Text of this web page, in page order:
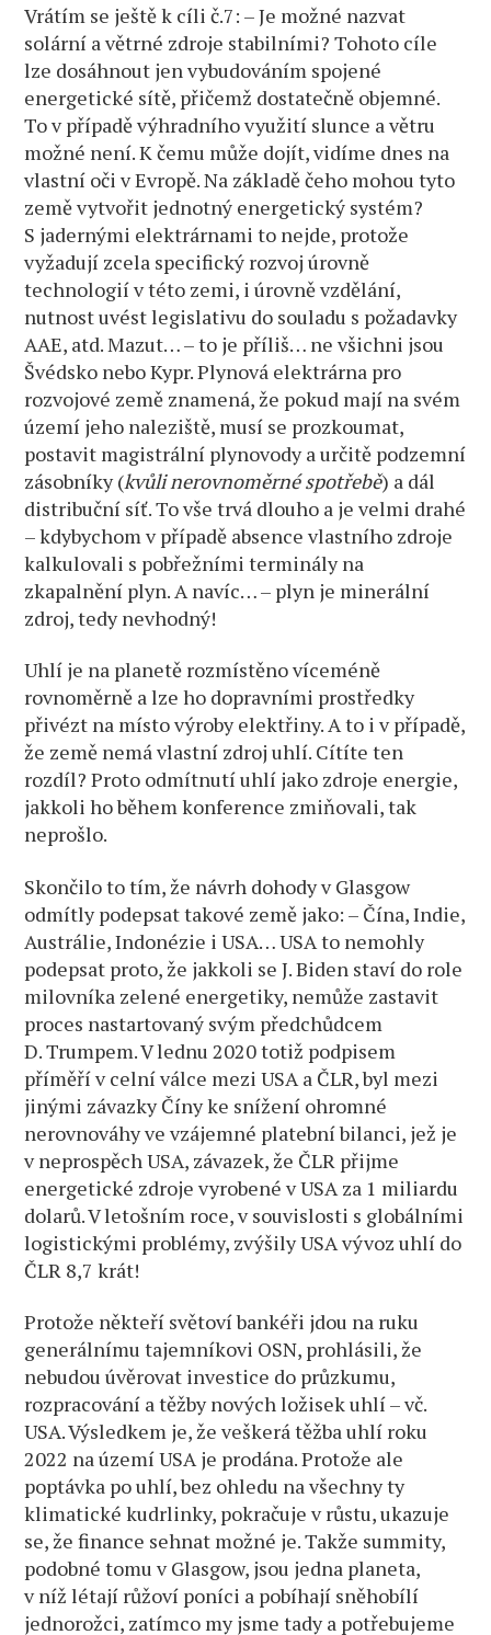
Vrátím se ještě k cíli č.7: – Je možné nazvat
solární a větrné zdroje stabilními? Tohoto cíle
lze dosáhnout jen vybudováním spojené
energetické sítě, přičemž dostatečně objemné.
To v případě výhradního využití slunce a větru
možné není. K čemu může dojít, vidíme dnes na
vlastní oči v Evropě. Na základě čeho mohou tyto
země vytvořit jednotný energetický systém?
S jadernými elektrárnami to nejde, protože
vyžadují zcela specifický rozvoj úrovně
technologií v této zemi, i úrovně vzdělání,
nutnost uvést legislativu do souladu s požadavky
AAE, atd. Mazut… – to je příliš… ne všichni jsou
Švédsko nebo Kypr. Plynová elektrárna pro
rozvojové země znamená, že pokud mají na svém
území jeho naleziště, musí se prozkoumat,
postavit magistrální plynovody a určitě podzemní
zásobníky (kvůli nerovnoměrné spotřebě) a dál
distribuční síť. To vše trvá dlouho a je velmi drahé
– kdybychom v případě absence vlastního zdroje
kalkulovali s pobřežními terminály na
zkapalnění plyn. A navíc… – plyn je minerální
zdroj, tedy nevhodný!
Uhlí je na planetě rozmístěno víceméně
rovnoměrně a lze ho dopravními prostředky
přivézt na místo výroby elektřiny. A to i v případě,
že země nemá vlastní zdroj uhlí. Cítíte ten
rozdíl? Proto odmítnutí uhlí jako zdroje energie,
jakkoli ho během konference zmiňovali, tak
neprošlo.
Skončilo to tím, že návrh dohody v Glasgow
odmítly podepsat takové země jako: – Čína, Indie,
Austrálie, Indonézie i USA… USA to nemohly
podepsat proto, že jakkoli se J. Biden staví do role
milovníka zelené energetiky, nemůže zastavit
proces nastartovaný svým předchůdcem
D. Trumpem. V lednu 2020 totiž podpisem
příměří v celní válce mezi USA a ČLR, byl mezi
jinými závazky Číny ke snížení ohromné
nerovnováhy ve vzájemné platební bilanci, jež je
v neprospěch USA, závazek, že ČLR přijme
energetické zdroje vyrobené v USA za 1 miliardu
dolarů. V letošním roce, v souvislosti s globálními
logistickými problémy, zvýšily USA vývoz uhlí do
ČLR 8,7 krát!
Protože někteří světoví bankéři jdou na ruku
generálnímu tajemníkovi OSN, prohlásili, že
nebudou úvěrovat investice do průzkumu,
rozpracování a těžby nových ložisek uhlí – vč.
USA. Výsledkem je, že veškerá těžba uhlí roku
2022 na území USA je prodána. Protože ale
poptávka po uhlí, bez ohledu na všechny ty
klimatické kudrlinky, pokračuje v růstu, ukazuje
se, že finance sehnat možné je. Takže summity,
podobné tomu v Glasgow, jsou jedna planeta,
v níž létají růžoví poníci a pobíhají sněhobílí
jednorožci, zatímco my jsme tady a potřebujeme